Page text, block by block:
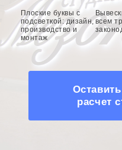
О КОМПАНИИ
Плоские буквы с
подсветкой: дизайн,
производство и
монтаж
всем
расчет